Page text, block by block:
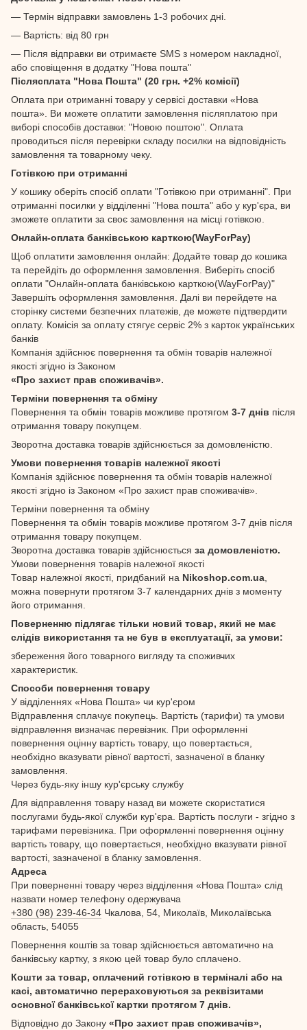
— Термін відправки замовлень 1-3 робочих дні.
— Вартість: від 80 грн
— Після відправки ви отримаєте SMS з номером накладної,
або сповіщення в додатку "Нова пошта"
Післясплата "Нова Пошта" (20 грн. +2% комісії)
Оплата при отриманні товару у сервісі доставки «Нова
пошта». Ви можете оплатити замовлення післяплатою при
виборі способів доставки: "Новою поштою". Оплата
проводиться після перевірки складу посилки на відповідність
замовлення та товарному чеку.
Готівкою при отриманні
У кошику оберіть спосіб оплати "Готівкою при отриманні". При
отриманні посилки у відділенні "Нова пошта" або у кур'єра, ви
зможете оплатити за своє замовлення на місці готівкою.
Онлайн-оплата банківською карткою(WayForPay)
Щоб оплатити замовлення онлайн: Додайте товар до кошика
та перейдіть до оформлення замовлення. Виберіть спосіб
оплати "Онлайн-оплата банківською карткою(WayForPay)"
Завершіть оформлення замовлення. Далі ви перейдете на
сторінку системи безпечних платежів, де можете підтвердити
оплату. Комісія за оплату стягує сервіс 2% з карток українських
банків
Компанія здійснює повернення та обмін товарів належної
якості згідно із Законом
«Про захист прав споживачів».
Терміни повернення та обміну
Повернення та обмін товарів можливе протягом 3-7 днів після
отримання товару покупцем.
Зворотна доставка товарів здійснюється за домовленістю.
Умови повернення товарів належної якості
Компанія здійснює повернення та обмін товарів належної
якості згідно із Законом «Про захист прав споживачів».
Терміни повернення та обміну
Повернення та обмін товарів можливе протягом 3-7 днів після
отримання товару покупцем.
Зворотна доставка товарів здійснюється за домовленістю.
Умови повернення товарів належної якості
Товар належної якості, придбаний на Nikoshop.com.ua
можна повернути протягом 3-7 календарних днів з моменту
його отримання.
Поверненню підлягає тільки новий товар, який не має
слідів використання та не був в експлуатації, за умови:
збереження його товарного вигляду та споживчих
характеристик.
Способи повернення товару
У відділеннях «Нова Пошта» чи кур'єром
Відправлення сплачує покупець. Вартість (тарифи) та умови
відправлення визначає перевізник. При оформленні
повернення оцінну вартість товару, що повертається,
необхідно вказувати рівної вартості, зазначеної в бланку
замовлення.
Через будь-яку іншу кур'єрську службу
Для відправлення товару назад ви можете скористатися
послугами будь-якої служби кур'єра. Вартість послуги - згідно з
тарифами перевізника. При оформленні повернення оцінну
вартість товару, що повертається, необхідно вказувати рівної
вартості, зазначеної в бланку замовлення.
Адреса
При поверненні товару через відділення «Нова Пошта» слід
назвати номер телефону одержувача
+380 (98) 239-46-34 Чкалова, 54, Миколаїв, Миколаївська
область, 54055
Повернення коштів за товар здійснюється автоматично на
банківську картку, з якою цей товар було сплачено.
Кошти за товар, оплачений готівкою в терміналі або на
касі, автоматично перераховуються за реквізитами
основної банківської картки протягом 7 днів.
Відповідно до Закону «Про захист прав споживачів»,